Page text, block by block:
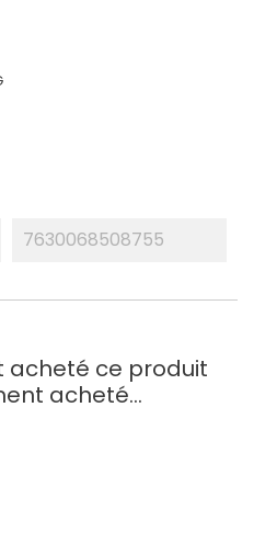
7630068508755
acheté ce produit
acheté...